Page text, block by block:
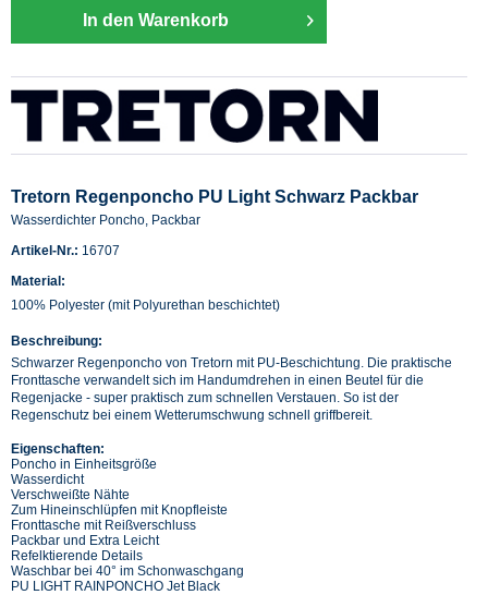
In den Warenkorb
Tretorn Regenponcho PU Light Schwarz Packbar
Wasserdichter Poncho, Packbar
Artikel-Nr.: 16707
Material:
100% Polyester (mit Polyurethan beschichtet)
Beschreibung:
Schwarzer Regenponcho von Tretorn mit PU-Beschichtung. Die praktische
Fronttasche verwandelt sich im Handumdrehen in einen Beutel für die
Regenjacke - super praktisch zum schnellen Verstauen. So ist der
Regenschutz bei einem Wetterumschwung schnell griffbereit.
Eigenschaften:
Poncho in Einheitsgröße
Wasserdicht
Verschweißte Nähte
Zum Hineinschlüpfen mit Knopfleiste
Fronttasche mit Reißverschluss
Packbar und Extra Leicht
Refelktierende Details
Waschbar bei 40° im Schonwaschgang
PU LIGHT RAINPONCHO Jet Black